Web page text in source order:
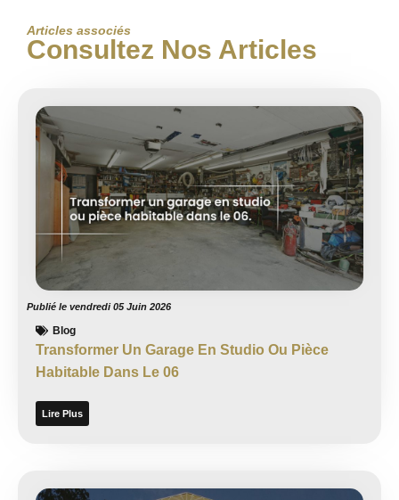
Articles associés
Consultez Nos Articles
Publié le vendredi 05 Juin 2026
Blog
Transformer Un Garage En Studio Ou Pièce
Habitable Dans Le 06
Lire Plus